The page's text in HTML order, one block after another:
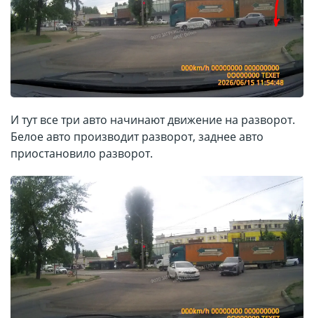
И тут все три авто начинают движение на разворот.
Белое авто производит разворот, заднее авто
приостановило разворот.